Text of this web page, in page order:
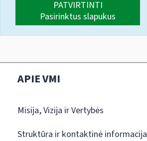
PATVIRTINTI
Pasirinktus slapukus
APIE VMI
Misija, Vizija ir Vertybės
Struktūra ir kontaktinė informacija